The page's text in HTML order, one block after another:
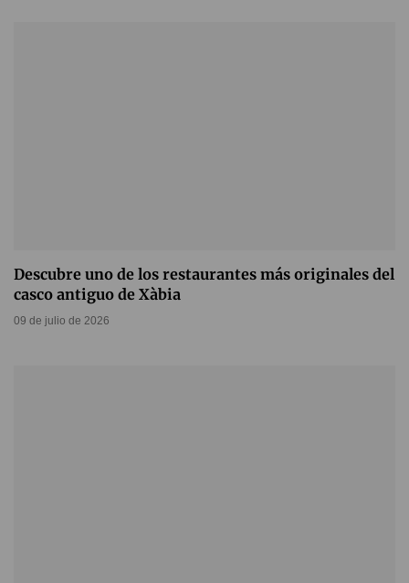
Descubre uno de los restaurantes más originales del
casco antiguo de Xàbia
09 de julio de 2026